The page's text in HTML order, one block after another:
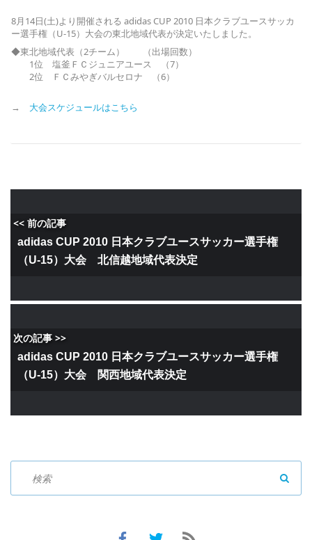
8月14日(土)より開催される adidas CUP 2010 日本クラブユースサッカ
ー選手権（U-15）大会の東北地域代表が決定いたしました。
◆東北地域代表（2チーム） （出場回数）
1位 塩釜ＦＣジュニアユース （7）
2位 ＦＣみやぎバルセロナ （6）
→ 大会スケジュールはこちら
<< 前の記事
adidas CUP 2010 日本クラブユースサッカー選手権
（U-15）大会 北信越地域代表決定
次の記事 >>
adidas CUP 2010 日本クラブユースサッカー選手権
（U-15）大会 関西地域代表決定